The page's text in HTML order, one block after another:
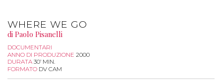
WHERE WE GO
di Paolo Pisanelli
DOCUMENTARI
ANNO DI PRODUZIONE 2000
DURATA 30’ MIN.
FORMATO DV CAM